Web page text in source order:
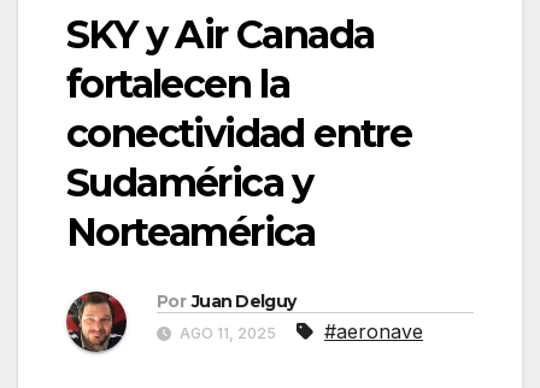
SKY y Air Canada
fortalecen la
conectividad entre
Sudamérica y
Norteamérica
Por Juan Delguy
AGO 11, 2025 #aeronave